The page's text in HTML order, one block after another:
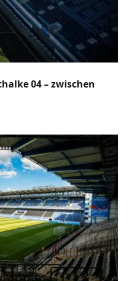
04 – zwischen